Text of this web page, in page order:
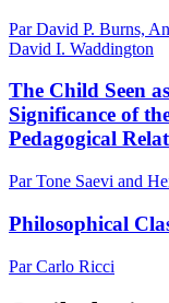
Par David P. Burns,
David I. Waddington
The Child Seen
Significance of
Pedagogical
Par Tone Saevi and
Philosophical
Par Carlo Ricci